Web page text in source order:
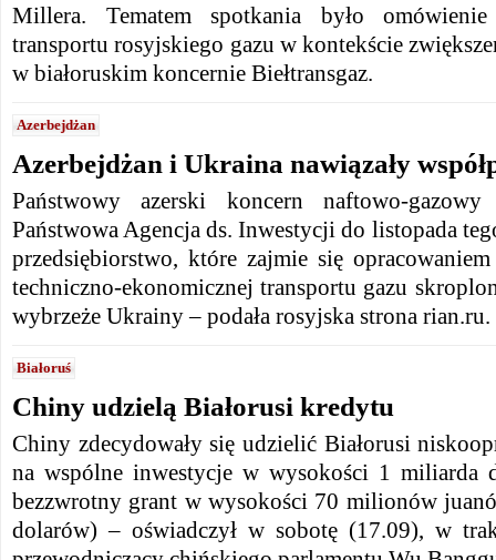
Millera. Tematem spotkania było
transportu rosyjskiego gazu w kontekście
w białoruskim koncernie Biełtransgaz.
Azerbejdżan
Azerbejdżan i Ukraina nawiązały
Państwowy azerski koncern naftowo-
Państwowa Agencja ds. Inwestycji do listopada
przedsiębiorstwo, które zajmie się
techniczno-ekonomicznej transportu gazu
wybrzeże Ukrainy – podała rosyjska strona rian.ru.
Białoruś
Chiny udzielą Białorusi kredytu
Chiny zdecydowały się udzielić Białorusi
na wspólne inwestycje w wysokości 1 miliarda
bezzwrotny grant w wysokości 70 milionów
dolarów) – oświadczył w sobotę (17.09), w